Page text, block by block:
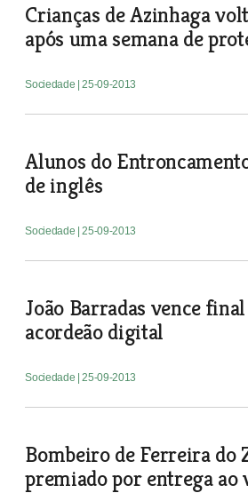
Crianças de Azinhaga
após uma semana de
Sociedade | 25-09-2013
Alunos do
de inglês
Sociedade | 25-09-2013
João Barradas vence
acordeão digital
Sociedade | 25-09-2013
Bombeiro de Ferreira do
premiado por entrega